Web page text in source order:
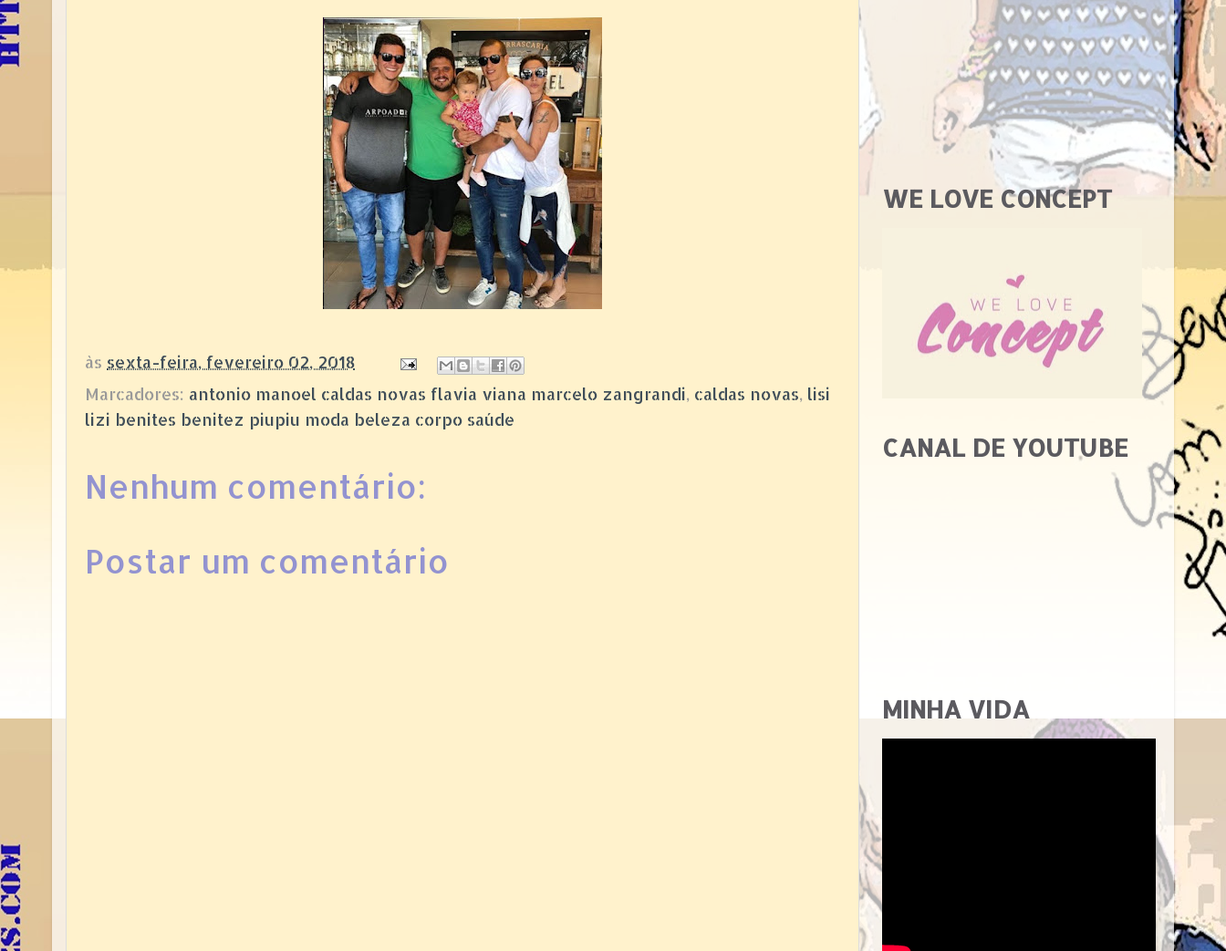
às sexta-feira, fevereiro 02, 2018
Marcadores: antonio manoel caldas novas flavia viana marcelo zangrandi, caldas novas, lisi
lizi benites benitez piupiu moda beleza corpo saúde
Nenhum comentário:
Postar um comentário
WE LOVE CONCEPT
CANAL DE YOUTUBE
MINHA VIDA